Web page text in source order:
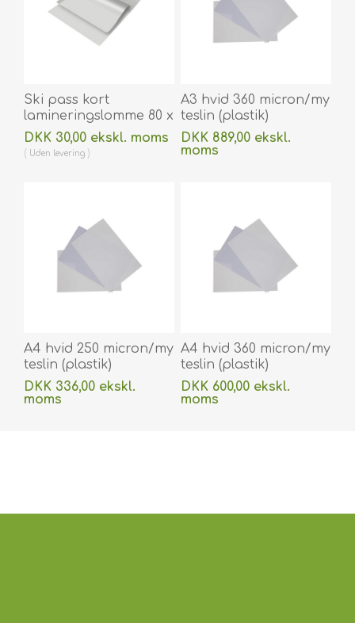
Ski pass kort
lamineringslomme 80 x
116 mm blank / klar 125
micron / my til
varmlaminering 100
DKK 30,00 ekskl. moms
Uden levering
A3 hvid 360 micron/my
teslin (plastik)
printerpapir -
vandafvisende 100 stk.
DKK 889,00 ekskl.
moms
A4 hvid 250 micron/my
teslin (plastik)
printerpapir -
vandafvisende 100 stk.
DKK 336,00 ekskl.
moms
A4 hvid 360 micron/my
teslin (plastik)
printerpapir -
vandafvisende 100 stk.
DKK 600,00 ekskl.
moms